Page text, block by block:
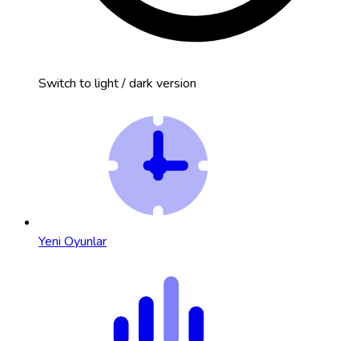
Switch to light / dark version
Yeni Oyunlar